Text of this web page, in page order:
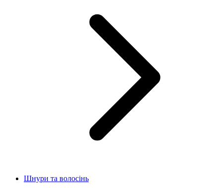
Шнури та волосінь